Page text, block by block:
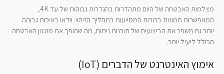
מצלמות האבטחה של היום מתהדרות בהגדרות גבוהות של עד 4K,
המאפשרות תמונות ברורות המסייעות בתהליך הזיהוי. וידאו באיכות גבוהה
יותר גם משפר את הביצועים של תוכנות ניתוח, מה שהופך את מנגנון האבטחה
הכולל ליעיל יותר.
אימוץ האינטרנט של הדברים (IoT)